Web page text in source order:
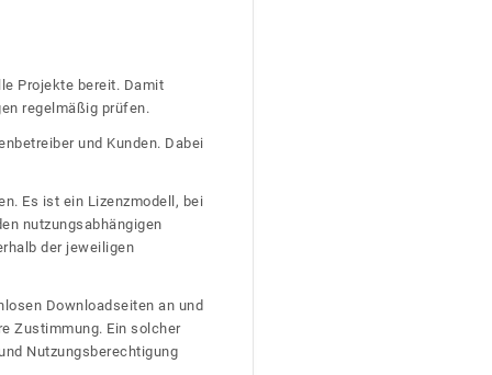
Projekte bereit. Damit
regelmäßig prüfen.
und Kunden. Dabei
Es ist ein Lizenzmodell, bei
nutzungsabhängigen
der jeweiligen
Downloadseiten an und
Zustimmung. Ein solcher
Nutzungsberechtigung